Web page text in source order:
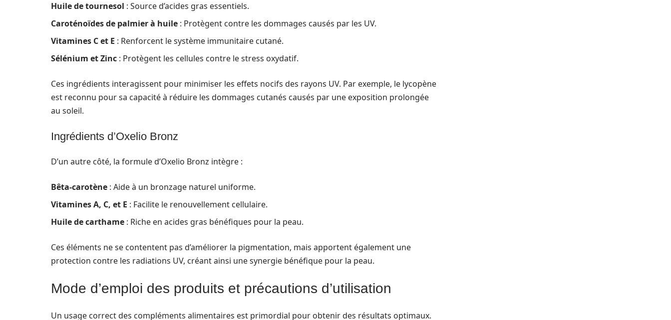
Huile de tournesol : Source d’acides gras essentiels.
Caroténoïdes de palmier à huile : Protègent contre les dommages causés par les UV.
Vitamines C et E : Renforcent le système immunitaire cutané.
Sélénium et Zinc : Protègent les cellules contre le stress oxydatif.
Ces ingrédients interagissent pour minimiser les effets nocifs des rayons UV. Par exemple, le lycopène
est reconnu pour sa capacité à réduire les dommages cutanés causés par une exposition prolongée
au soleil.
Ingrédients d’Oxelio Bronz
D’un autre côté, la formule d’Oxelio Bronz intègre :
Bêta-carotène : Aide à un bronzage naturel uniforme.
Vitamines A, C, et E : Facilite le renouvellement cellulaire.
Huile de carthame : Riche en acides gras bénéfiques pour la peau.
Ces éléments ne se contentent pas d’améliorer la pigmentation, mais apportent également une
protection contre les radiations UV, créant ainsi une synergie bénéfique pour la peau.
Mode d’emploi des produits et précautions d’utilisation
Un usage correct des compléments alimentaires est primordial pour obtenir des résultats optimaux.